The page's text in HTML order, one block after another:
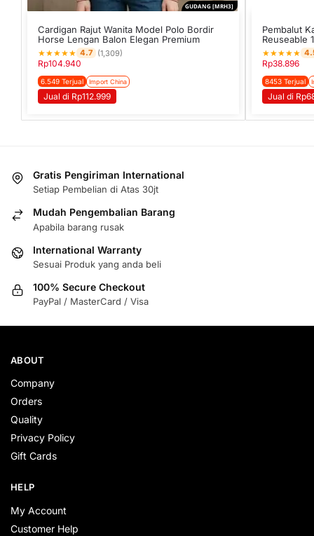
GUDANG [MRH3]
Cardigan Rajut Wanita Model Polo Bordir
Horse Lengan Balon Elegan Premium
★★★★★ 4.7 (1,309)
Rp104.940
6.549 Terjual Import China
Jual di Rp112.999
Pembalut
Reuseable
★★★★★
Rp38.896
8453 Terjual
Jual di
Gratis Pengiriman International
Setiap Pembelian di Atas 30jt
Mudah Pengembalian Barang
Apabila barang rusak
International Warranty
Sesuai Produk yang anda beli
100% Secure Checkout
PayPal / MasterCard / Visa
ABOUT
Company
Orders
Quality
Privacy Policy
Gift Cards
HELP
My Account
Customer Help